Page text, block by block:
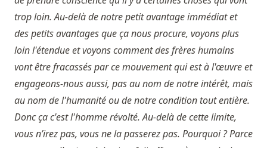
trop loin. Au-delà de notre petit avantage immédiat et
des petits avantages que ça nous procure, voyons plus
loin l'étendue et voyons comment des frères humains
vont être fracassés par ce mouvement qui est à l'œuvre et
engageons-nous aussi, pas au nom de notre intérêt, mais
au nom de l'humanité ou de notre condition tout entière.
Donc ça c'est l'homme révolté. Au-delà de cette limite,
vous n’irez pas, vous ne la passerez pas. Pourquoi ? Parce